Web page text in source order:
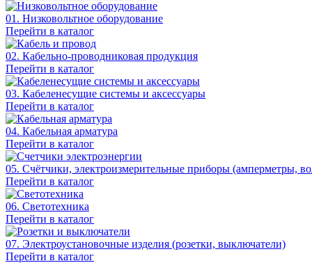
01. Низковольтное оборудование
Перейти в каталог
02. Кабельно-проводниковая продукция
Перейти в каталог
03. Кабеленесущие системы и аксессуары
Перейти в каталог
04. Кабельная арматура
Перейти в каталог
05. Счётчики, электроизмерительные приборы (амперметры,
Перейти в каталог
06. Светотехника
Перейти в каталог
07. Электроустановочные изделия (розетки, выключатели)
Перейти в каталог